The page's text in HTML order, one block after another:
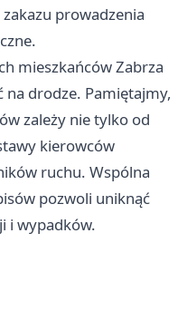
prowadzenia
mieszkańców Zabrza
na drodze. Pamiętajmy,
zależy nie tylko od
kierowców
ruchu. Wspólna
pozwoli uniknąć
i wypadków.